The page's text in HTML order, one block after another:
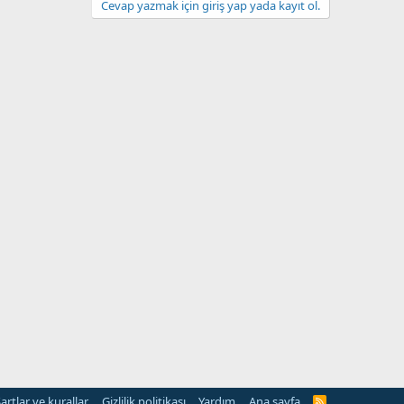
Cevap yazmak için giriş yap yada kayıt ol.
R